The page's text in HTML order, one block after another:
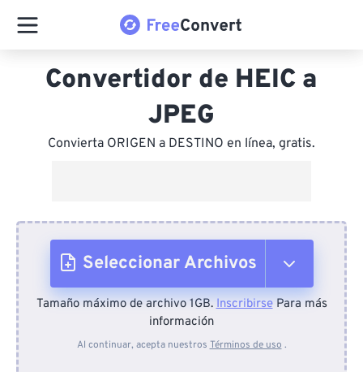
Convertidor de HEIC a
JPEG
Convierta ORIGEN a DESTINO en línea, gratis.
Seleccionar Archivos
Desde el dispositivo
Tamaño máximo de archivo 1GB.InscribirsePara más
información
Al continuar, acepta nuestros Términos de uso .